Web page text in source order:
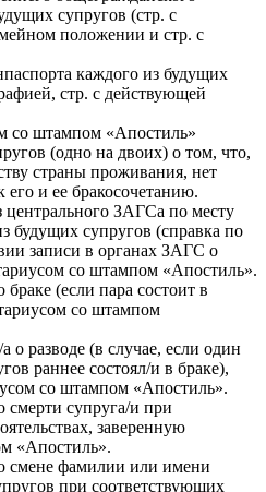
супругов (стр. с
положении и стр. с
каждого из будущих
стр. с действующей
со штампом «Апостиль»
(одно на двоих) о том, что,
страны проживания, нет
его и ее бракосочетанию.
ЗАГСа по месту
будущих супругов (справка по
записи в органах ЗАГС о
со штампом «Апостиль».
(если пара состоит в
со штампом
о разводе (в случае, если один
раннее состоял/и в браке),
со штампом «Апостиль».
смерти супруга/и при
заверенную
«Апостиль».
смене фамилии или имени
при соответствующих